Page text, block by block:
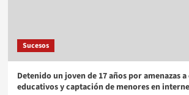
Sucesos
Detenido un joven de 17 años por amenazas
educativos y captación de menores en